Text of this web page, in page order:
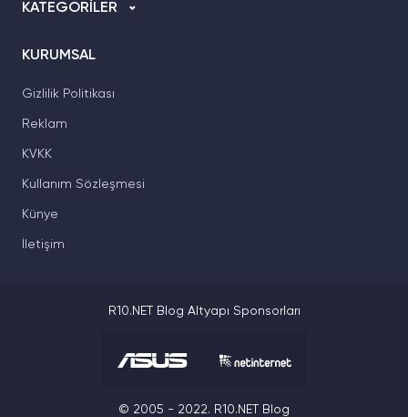
KATEGORİLER
KURUMSAL
Gizlilik Politikası
Reklam
KVKK
Kullanım Sözleşmesi
Künye
İletişim
R10.NET Blog Altyapı Sponsorları
© 2005 - 2022. R10.NET Blog